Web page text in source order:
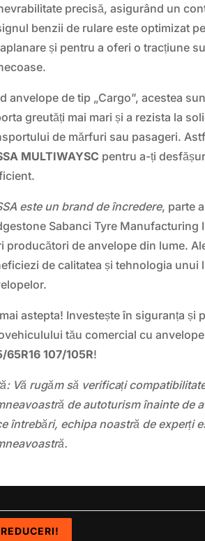
precisă, asigurând un
benzii de rulare este optimizat
și pentru a oferi o tracțiune
anvelope de tip „Cargo”, acestea
greutăți mai mari și a rezista la
de mărfuri sau pasageri.
MULTIWAYSC pentru a-ți
este un brand de încredere, parte
Sabanci Tyre Manufacturing
producători de anvelope din lume.
de calitatea și tehnologia unui
astepta! Investește în siguranța și
tău comercial cu
65R16 107/105R!
Vă rugăm să verificați
de autoturism înainte de
întrebări, echipa noastră de experți
REDUCERI!
REDUCERI!
REDUCERI!
REDUCERI!